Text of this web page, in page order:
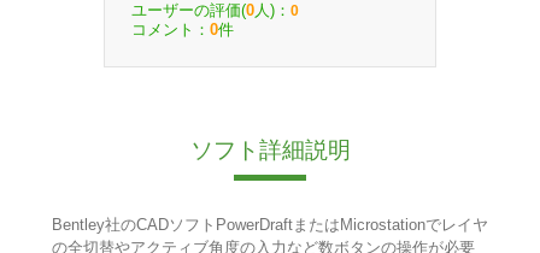
ユーザーの評価(0 人)： 0
コメント： 0件
ソフト詳細説明
Bentley社のCADソフトPowerDraftまたはMicrostationでレイヤ
の全切替やアクティブ角度の入力など数ボタンの操作が必要